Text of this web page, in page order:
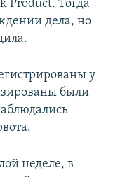
Product. Тогда
дела, но
у
были
неделе, в